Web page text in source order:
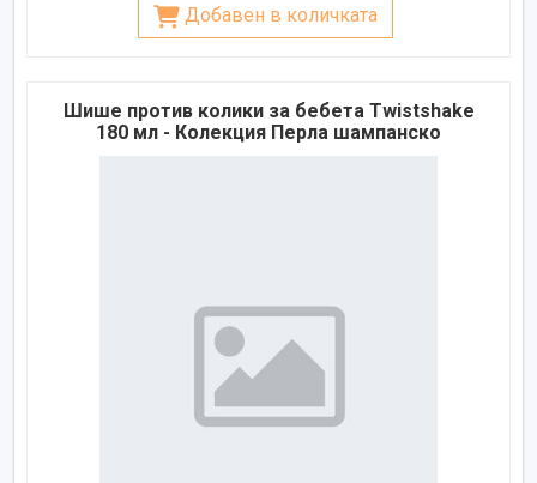
Добавен в количката
Шише против колики за бебета Twistshake
180 мл - Колекция Перла шампанско